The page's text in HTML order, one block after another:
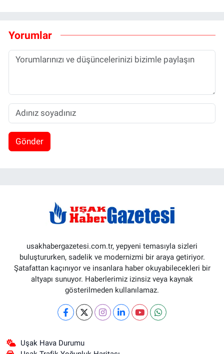
Yorumlar
Gönder
usakhabergazetesi.com.tr, yepyeni temasıyla sizleri
buluştururken, sadelik ve modernizmi bir araya getiriyor.
Şatafattan kaçınıyor ve insanlara haber okuyabilecekleri bir
altyapı sunuyor. Haberlerimiz izinsiz veya kaynak
gösterilmeden kullanılamaz.
Uşak Hava Durumu